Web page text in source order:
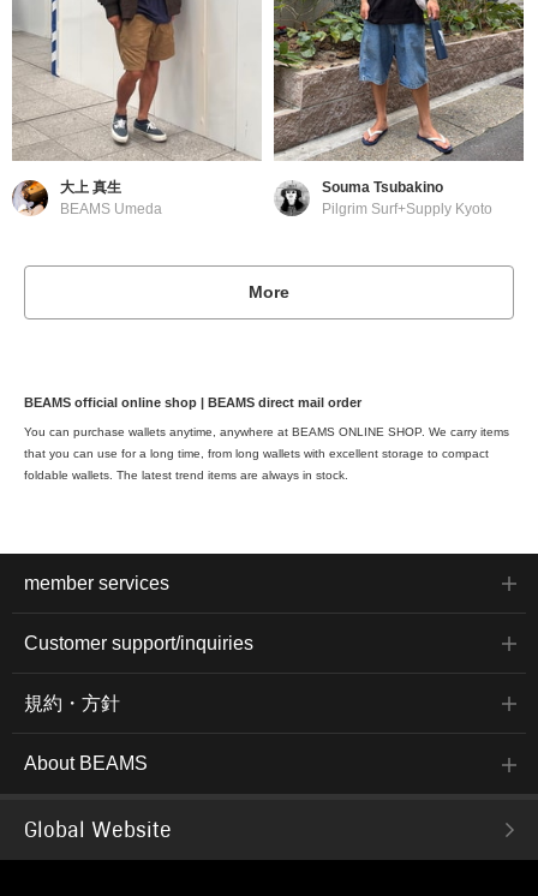
大上 真生
BEAMS Umeda
Souma Tsubakino
Pilgrim Surf+Supply Kyoto
More
BEAMS official online shop | BEAMS direct mail order
You can purchase wallets anytime, anywhere at BEAMS ONLINE SHOP. We carry items
that you can use for a long time, from long wallets with excellent storage to compact
foldable wallets. The latest trend items are always in stock.
member services
Customer support/inquiries
規約・方針
About BEAMS
Global Website